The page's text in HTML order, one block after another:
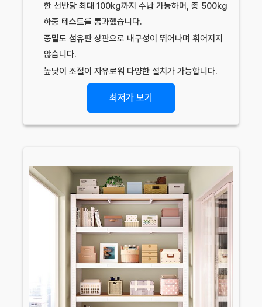
한 선반당 최대 100kg까지 수납 가능하며, 총 500kg
하중 테스트를 통과했습니다.
중밀도 섬유판 상판으로 내구성이 뛰어나며 휘어지지
않습니다.
높낮이 조절이 자유로워 다양한 설치가 가능합니다.
최저가 보기